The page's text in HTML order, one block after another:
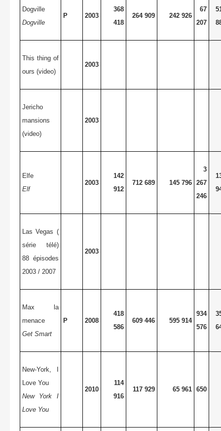
Dogville
Dogville
P 2003
368
418
264 909 242 926
67
207
This thing of
ours (video)
2003
Jericho
mansions
(video)
2003
Elfe
Elf
2003
142
912
712 689 145 796
3
267
246
Las Vegas (
série télé)
88 épisodes
2003 / 2007
2003
Max la
menace
Get Smart
P 2008
418
586
609 446 595 914
934
576
New-York, I
Love You
New York I
Love You
2010
114
916
117 929 65 961 650